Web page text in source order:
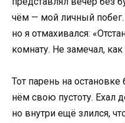
чём — мой личный побег.
но я отмахивался:
комнату. Не замечал, как
Тот парень на
нём свою пустоту. Ехал
но внутри ещё злился,